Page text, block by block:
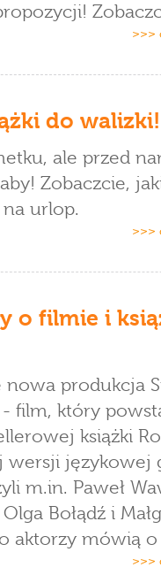
>>>
do walizki!
ale przed
Zobaczcie,
urlop.
>>>
o filmie i
produkcja
- film, który
książki
wersji językowej
m.in. Paweł
Bołądź i
aktorzy mówią
>>>